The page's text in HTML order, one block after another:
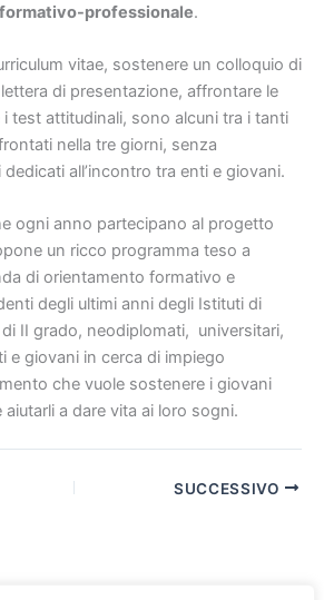
professionale.
vitae, sostenere un colloquio di
di presentazione, affrontare le
i test attitudinali, sono alcuni tra i tanti
nella tre giorni, senza
all’incontro tra enti e giovani.
ogni anno partecipano al progetto
un ricco programma teso a
di orientamento formativo e
degli ultimi anni degli Istituti di
II grado, neodiplomati, universitari,
e giovani in cerca di impiego
che vuole sostenere i giovani
a dare vita ai loro sogni.
SUCCESSIVO